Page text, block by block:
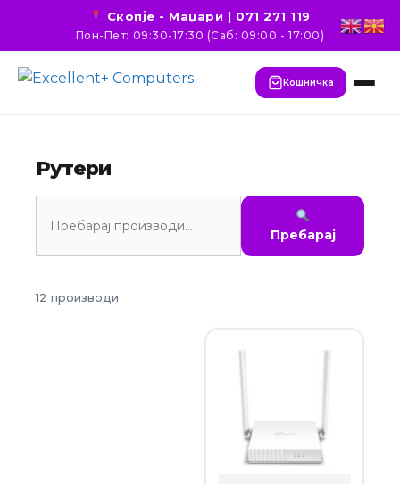
Скопје - Маџари | 071 271 119
Пон-Пет: 09:30-17:30 (Саб: 09:00 - 17:00)
Кошничка
Рутери
Пребарај
12 производи